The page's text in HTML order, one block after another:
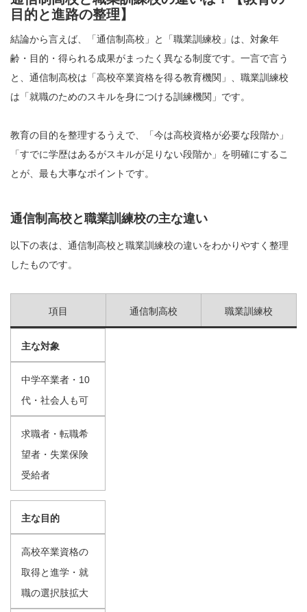
目的と進路の整理】
結論から言えば、「通信制高校」と「職業訓練校」は、対象年
齢・目的・得られる成果がまったく異なる制度です。一言で言う
と、通信制高校は「高校卒業資格を得る教育機関」、職業訓練校
は「就職のためのスキルを身につける訓練機関」です。
教育の目的を整理するうえで、「今は高校資格が必要な段階か」
「すでに学歴はあるがスキルが足りない段階か」を明確にするこ
とが、最も大事なポイントです。
通信制高校と職業訓練校の主な違い
以下の表は、通信制高校と職業訓練校の違いをわかりやすく整理
したものです。
項目 通信制高校 職業訓練校
主な対象
中学卒業者・10
代・社会人も可
求職者・転職希
望者・失業保険
受給者
主な目的
高校卒業資格の
取得と進学・就
職の選択肢拡大